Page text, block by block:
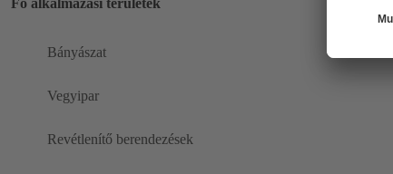
Bányászat
Vegyipar
Revétlenítő berendezések